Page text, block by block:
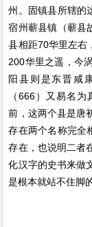
州。固镇县所辖的
宿州蕲县镇（蕲县
县相距70华里左右
200华里之遥，今
阳县则是东晋咸
（666）又易名
前，这两个县是唐
存在两个名称完全
存在，也说明二者
化汉字的史书来做
是根本就站不住脚的